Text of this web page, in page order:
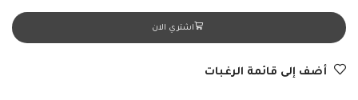
اشتري الان
أضف إلى قائمة الرغبات